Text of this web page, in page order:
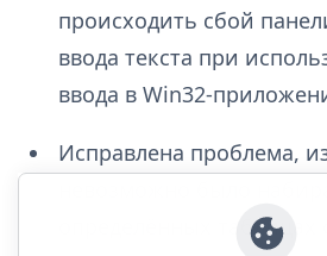
происходить сбой
ввода текста при
ввода в Win32-
Исправлена проблема,
определённых таблицах с